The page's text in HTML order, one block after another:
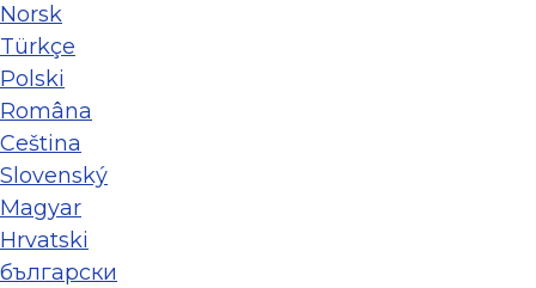
Norsk
Türkçe
Polski
Româna
Ceština
Slovenský
Magyar
Hrvatski
български